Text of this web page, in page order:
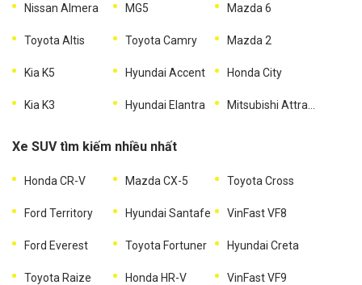
Nissan Almera MG5 Mazda 6
Toyota Altis Toyota Camry Mazda 2
Kia K5 Hyundai Accent Honda City
Kia K3 Hyundai Elantra
Xe SUV tìm kiếm nhiều nhất
Honda CR-V Mazda CX-5 Toyota Cross
Ford Territory Hyundai Santafe VinFast VF8
Ford Everest Toyota Fortuner Hyundai Creta
Toyota Raize Honda HR-V VinFast VF9